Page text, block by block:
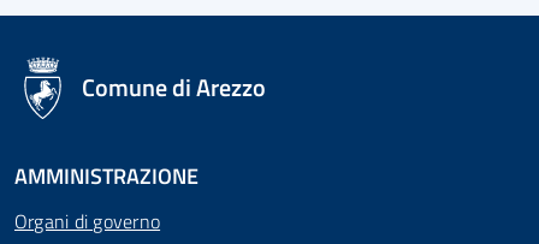
logo Unione Europea
Comune di Arezzo
AMMINISTRAZIONE
Organi di governo